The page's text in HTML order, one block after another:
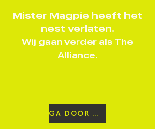
Mister Magpie heeft het
nest verlaten.
Wij gaan verder als The
Alliance.
GA DOOR NAAR THE ALLIANCE